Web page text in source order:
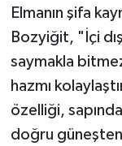
Elmanın şifa
Bozyiğit, "İçi
saymakla
hazmı
özelliği,
doğru